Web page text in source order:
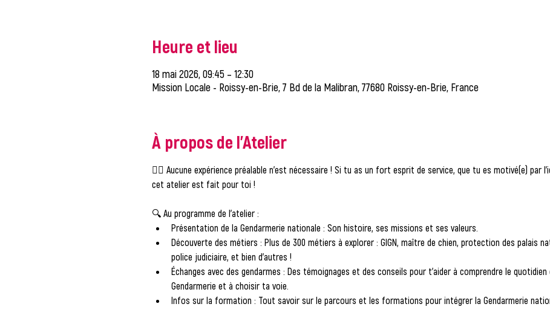
Heure et lieu
18 mai 2026, 09:45 – 12:30
Mission Locale - Roissy-en-Brie, 7 Bd de la Malibran, 77680 Roissy-en-Brie, France
À propos de l'Atelier
👮‍♂️ Aucune expérience préalable n'est nécessaire ! Si tu as un fort esprit de service, que tu es motivé(e) par
cet atelier est fait pour toi !
🔍 Au programme de l'atelier :
Présentation de la Gendarmerie nationale : Son histoire, ses missions et ses valeurs.
Découverte des métiers : Plus de 300 métiers à explorer : GIGN, maître de chien, protection des palais
police judiciaire, et bien d'autres !
Échanges avec des gendarmes : Des témoignages et des conseils pour t'aider à comprendre le
Gendarmerie et à choisir ta voie.
Infos sur la formation : Tout savoir sur le parcours et les formations pour intégrer la Gendarmerie